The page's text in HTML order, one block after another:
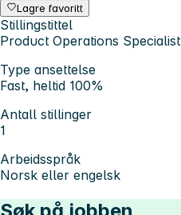
Lagre favoritt
Stillingstittel
Product Operations Specialist
Type ansettelse
Fast, heltid 100%
Antall stillinger
1
Arbeidsspråk
Norsk eller engelsk